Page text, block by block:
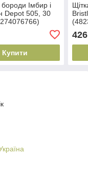
Імбир і
Depot 505, 30
Купити
426